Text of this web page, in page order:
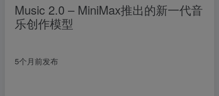
Music 2.0 – MiniMax推出的新一代音
乐创作模型
5个月前发布